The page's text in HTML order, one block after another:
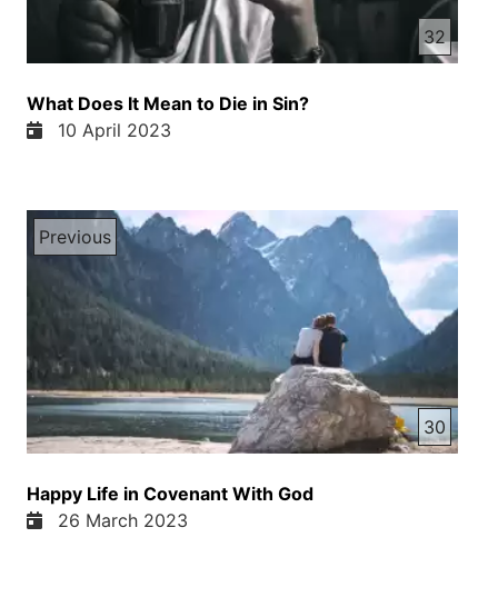
32
What Does It Mean to Die in Sin?
10 April 2023
Previous
30
Happy Life in Covenant With God
26 March 2023